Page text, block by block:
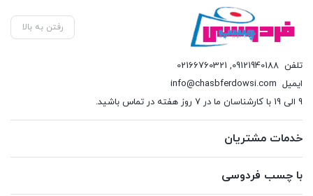
رفتن به بالا
تلفن 09121940188
,
02166760321
ایمیل info@chasbferdowsi.com
9 الی 19 با کارشناسان ما در 7 روز هفته در تماس باشید.
خدمات مشتریان
با چسب فردوسی